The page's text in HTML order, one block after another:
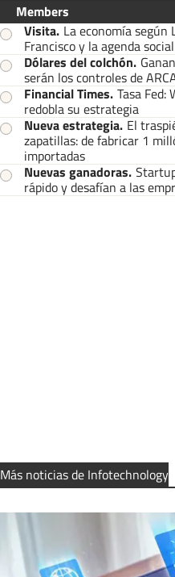
Members
Visita. La economía según
Francisco y la agenda
Dólares del colchón.
serán los controles de
Financial Times. Tasa
redobla su estrategia
Nueva estrategia. El
zapatillas: de fabricar 1
importadas
Nuevas ganadoras.
rápido y desafían a las
Más noticias de Infotechnology